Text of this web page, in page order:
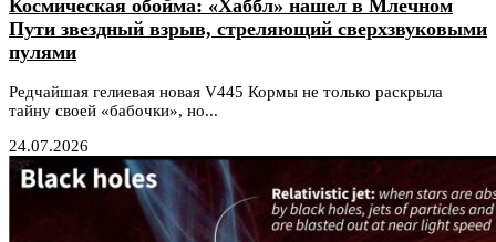
Космическая обойма: «Хаббл» нашел в Млечном
Пути звездный взрыв, стреляющий сверхзвуковыми
пулями
Редчайшая гелиевая новая V445 Кормы не только раскрыла
тайну своей «бабочки», но...
24.07.2026